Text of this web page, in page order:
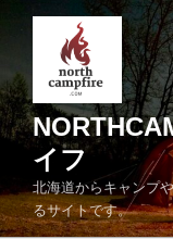
ン
ツ
へ
キ
ッ
イフ
北海道からキャンプ
るサイトです。